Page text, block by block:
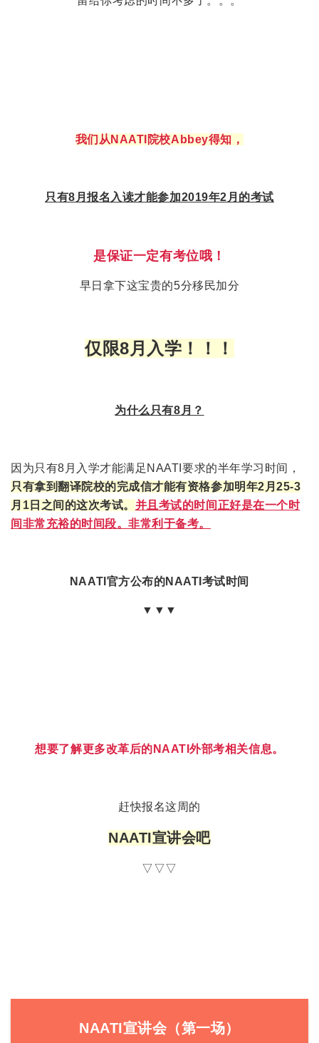
我们从NAATI院校Abbey得知，
只有8月报名入读才能参加2019年2月的考试
是保证一定有考位哦！
早日拿下这宝贵的5分移民加分
仅限8月入学！！！
为什么只有8月？
因为只有8月入学才能满足 NAATI要求的半年学习时间，
只有拿到翻译院校的完成信才能有资格参加明年2月25-3
月1日之间的这次考试。 并且考试的时间正好是在一个时
间非常充裕的时间段。非常利于备考。
NAATI官方公布的NAATI考试时间
▼▼▼
想要了解更多改革后的NAATI外部考相关信息。
赶快报名这周的
NAATI宣讲会吧
▽▽▽
NAATI宣讲会（第一场）